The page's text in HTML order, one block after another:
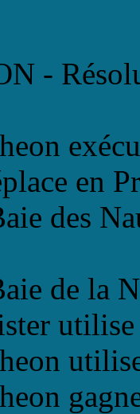
-
en
des
de la